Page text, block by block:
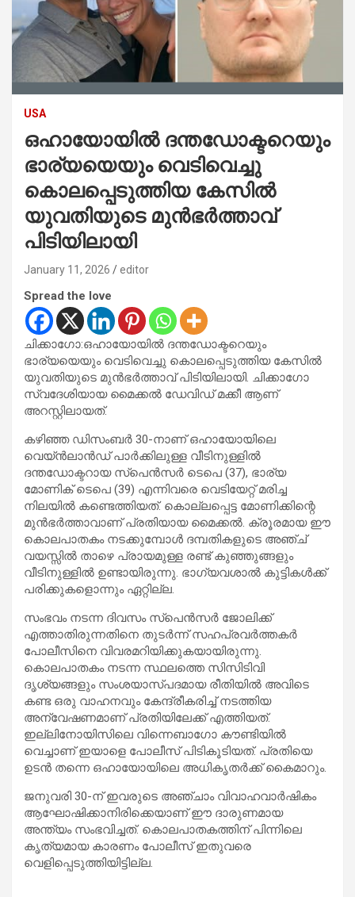
USA
ഒഹായോയിൽ ദന്തഡോക്ടറെയും
ഭാര്യയെയും വെടിവെച്ചു
കൊലപ്പെടുത്തിയ കേസിൽ
യുവതിയുടെ മുൻഭർത്താവ്
പിടിയിലായി
January 11, 2026 editor
Spread the love
ചിക്കാഗോ:ഒഹായോയിൽ ദന്തഡോക്ടറെയും
ഭാര്യയെയും വെടിവെച്ചു കൊലപ്പെടുത്തിയ കേസിൽ
യുവതിയുടെ മുൻഭർത്താവ് പിടിയിലായി. ചിക്കാഗോ
സ്വദേശിയായ മൈക്കൽ ഡേവിഡ് മക്കീ ആണ്
അറസ്റ്റിലായത്.
കഴിഞ്ഞ ഡിസംബർ 30-നാണ് ഒഹായോയിലെ
വെയ്ൻലാൻഡ് പാർക്കിലുള്ള വീടിനുള്ളിൽ
ദന്തഡോക്ടറായ സ്പെൻസർ ടെപെ (37), ഭാര്യ
മോണിക് ടെപെ (39) എന്നിവരെ വെടിയേറ്റ് മരിച്ച
നിലയിൽ കണ്ടെത്തിയത്. കൊല്ലപ്പെട്ട മോണിക്കിന്റെ
മുൻഭർത്താവാണ് പ്രതിയായ മൈക്കൽ. ക്രൂരമായ ഈ
കൊലപാതകം നടക്കുമ്പോൾ ദമ്പതികളുടെ അഞ്ച്
വയസ്സിൽ താഴെ പ്രായമുള്ള രണ്ട് കുഞ്ഞുങ്ങളും
വീടിനുള്ളിൽ ഉണ്ടായിരുന്നു. ഭാഗ്യവശാൽ കുട്ടികൾക്ക്
പരിക്കുകളൊന്നും ഏറ്റില്ല.
സംഭവം നടന്ന ദിവസം സ്പെൻസർ ജോലിക്ക്
എത്താതിരുന്നതിനെ തുടർന്ന് സഹപ്രവർത്തകർ
പോലീസിനെ വിവരമറിയിക്കുകയായിരുന്നു.
കൊലപാതകം നടന്ന സ്ഥലത്തെ സിസിടിവി
ദൃശ്യങ്ങളും സംശയാസ്പദമായ രീതിയിൽ അവിടെ
കണ്ട ഒരു വാഹനവും കേന്ദ്രീകരിച്ച് നടത്തിയ
അന്വേഷണമാണ് പ്രതിയിലേക്ക് എത്തിയത്.
ഇല്ലിനോയിസിലെ വിന്നെബാഗോ കൗണ്ടിയിൽ
വെച്ചാണ് ഇയാളെ പോലീസ് പിടികൂടിയത്. പ്രതിയെ
ഉടൻ തന്നെ ഒഹായോയിലെ അധികൃതർക്ക് കൈമാറും.
ജനുവരി 30-ന് ഇവരുടെ അഞ്ചാം വിവാഹവാർഷികം
ആഘോഷിക്കാനിരിക്കെയാണ് ഈ ദാരുണമായ
അന്ത്യം സംഭവിച്ചത്. കൊലപാതകത്തിന് പിന്നിലെ
കൃത്യമായ കാരണം പോലീസ് ഇതുവരെ
വെളിപ്പെടുത്തിയിട്ടില്ല.